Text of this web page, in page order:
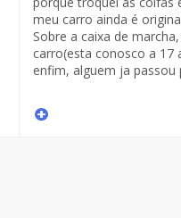
meu carro ainda é
Sobre a caixa de
carro(esta conosco a 17
enfim, alguem ja passou